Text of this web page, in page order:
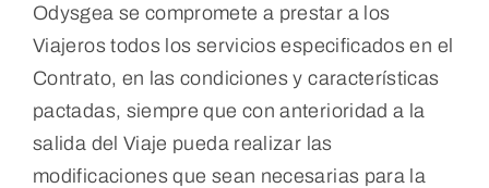
Odysgea se compromete a prestar a los
Viajeros todos los servicios especificados en el
Contrato, en las condiciones y características
pactadas, siempre que con anterioridad a la
salida del Viaje pueda realizar las
modificaciones que sean necesarias para la